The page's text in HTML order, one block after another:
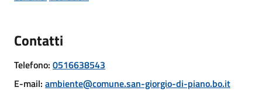
San
di
Piano
Contatti
Telefono: 0516638543
E-mail: ambiente@comune.san-giorgio-di-piano.bo.it